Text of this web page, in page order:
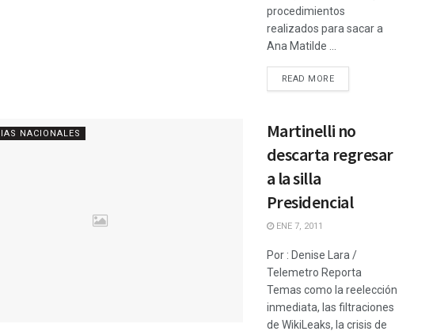
procedimientos
realizados para sacar a
Ana Matilde ...
READ MORE
NACIONALES
Martinelli no
descarta regresar
a la silla
Presidencial
ENE 7, 2011
Por : Denise Lara /
Telemetro Reporta
Temas como la reelección
inmediata, las filtraciones
de WikiLeaks, la crisis de